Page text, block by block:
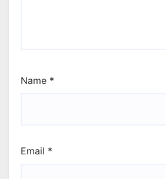
Name *
Email *